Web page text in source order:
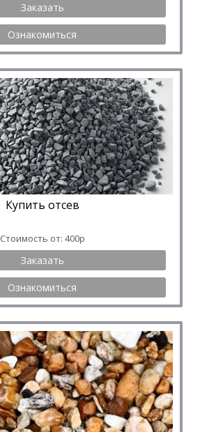
Заказать
Ознакомиться
Купить отсев
Стоимость от: 400р
Заказать
Ознакомиться